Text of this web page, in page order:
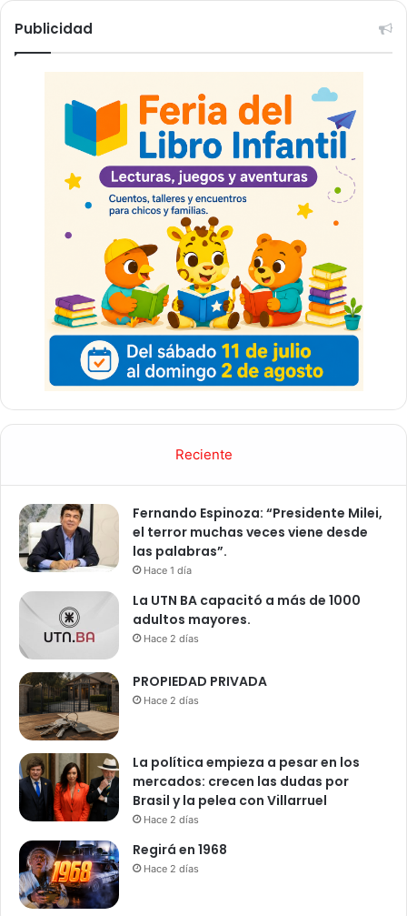
Publicidad
Reciente
Fernando Espinoza: “Presidente Milei,
el terror muchas veces viene desde
las palabras”.
Hace 1 día
La UTN BA capacitó a más de 1000
adultos mayores.
Hace 2 días
PROPIEDAD PRIVADA
Hace 2 días
La política empieza a pesar en los
mercados: crecen las dudas por
Brasil y la pelea con Villarruel
Hace 2 días
Regirá en 1968
Hace 2 días